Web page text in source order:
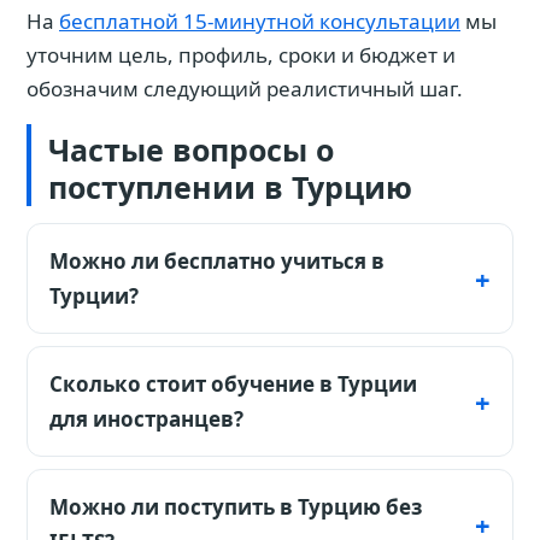
На бесплатной 15-минутной консультации мы
уточним цель, профиль, сроки и бюджет и
обозначим следующий реалистичный шаг.
Частые вопросы о
поступлении в Турцию
Можно ли бесплатно учиться в
Турции?
Полностью бесплатный сценарий нельзя
считать базовым. В государственных вузах
стоимость для иностранцев может быть
ниже, но зависит от университета,
конкурсная государственная программа,
Сколько стоит обучение в Турции
для иностранцев?
Для планирования считайте всё в $:
государственные программы могут
Можно ли поступить в Турцию без